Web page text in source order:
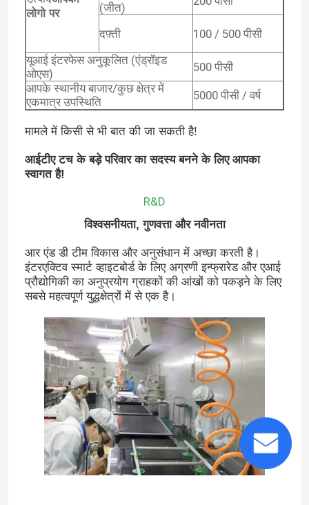
इन्फ्रारेड टच स्क्रीन
ड्राइंग टैबलेट मॉनिटर
सभी एक पीसी टचस्क्रीन में
डिजिटल साइनेज प्लेयर
इंटरएक्टिव टच स्क्रीन टेबल
मोबाइल टीवी मॉनिटर स्टैंड
स्मार्ट क्लासरूम पोडियम
लोगो पर
(जीत)
दफ़्ती
100 / 500 पीसी
यूआई इंटरफेस अनुकूलित (एंड्रॉइड
ओएस)
500 पीसी
आपके स्थानीय बाजार/कुछ क्षेत्र में
एकमात्र उपस्थिति
5000 पीसी / वर्ष
मामले में किसी से भी बात की जा सकती है!
आईटीए टच के बड़े परिवार का सदस्य बनने के लिए आपका
स्वागत है!
R&D
विश्वसनीयता, गुणवत्ता और नवीनता
आर एंड डी टीम विकास और अनुसंधान में अच्छा करती है।
इंटरएक्टिव स्मार्ट व्हाइटबोर्ड के लिए अग्रणी इन्फ्रारेड और एआई
प्रौद्योगिकी का अनुप्रयोग ग्राहकों की आंखों को पकड़ने के लिए
सबसे महत्वपूर्ण युद्धक्षेत्रों में से एक है।